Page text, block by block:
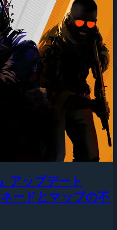
アップデート
ードとマップの不